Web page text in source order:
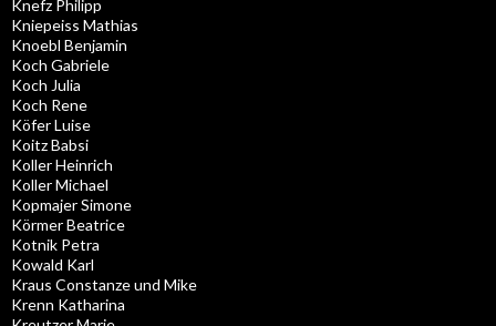
Knefz Philipp
Kniepeiss Mathias
Knoebl Benjamin
Koch Gabriele
Koch Julia
Koch Rene
Köfer Luise
Koitz Babsi
Koller Heinrich
Koller Michael
Kopmajer Simone
Körmer Beatrice
Kotnik Petra
Kowald Karl
Kraus Constanze und Mike
Krenn Katharina